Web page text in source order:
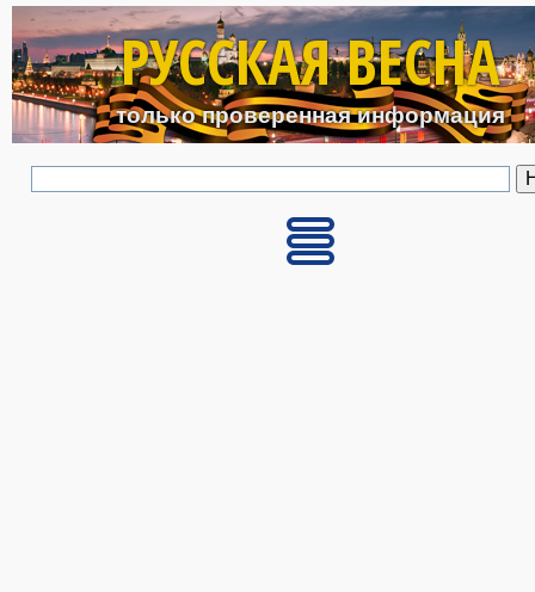
Перейти к основному
РУССКАЯ ВЕСНА
только проверенная информация